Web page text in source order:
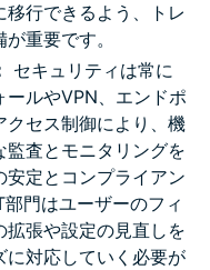
行できるよう、トレ
重要です。
セキュリティは常に
ルやVPN、エンドポ
クセス制御により、機
査とモニタリングを
定とコンプライアン
門はユーザーのフィ
張や設定の見直しを
に対応していく必要が